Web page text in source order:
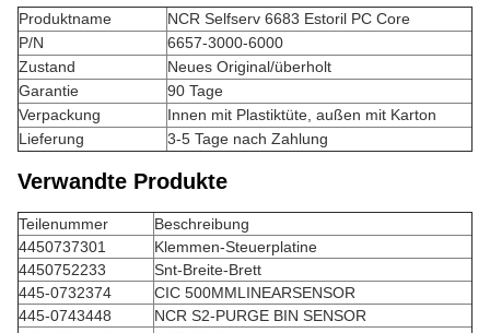
Produktname
NCR Selfserv 6683 Estoril PC Core
P/N
6657-3000-6000
Zustand
Neues Original/überholt
Garantie
90 Tage
Verpackung
Innen mit Plastiktüte, außen mit Karton
Lieferung
3-5 Tage nach Zahlung
Verwandte Produkte
Teilenummer
Beschreibung
4450737301
Klemmen-Steuerplatine
4450752233
Snt-Breite-Brett
445-0732374
CIC 500MMLINEARSENSOR
445-0743448
NCR S2-PURGE BIN SENSOR